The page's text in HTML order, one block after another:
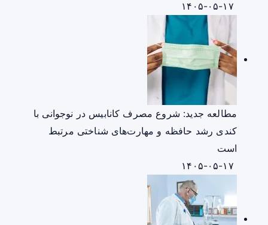
مطالعه جدید: شروع مصرف کانابیس در نوجوانی با
کندی رشد حافظه و مهارت‌های شناختی مرتبط
است